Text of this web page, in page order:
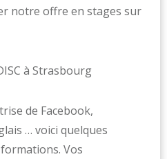
notre offre en stages sur
de Facebook,
… voici quelques
Vos